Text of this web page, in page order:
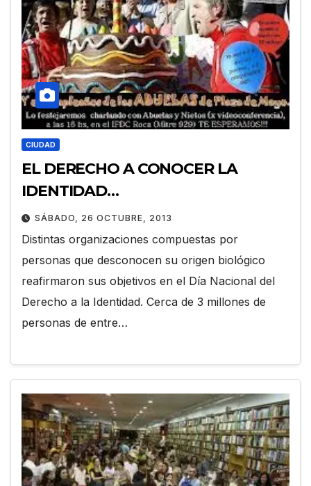
CIUDAD
EL DERECHO A CONOCER LA
IDENTIDAD…
SÁBADO, 26 OCTUBRE, 2013
Distintas organizaciones compuestas por
personas que desconocen su origen biológico
reafirmaron sus objetivos en el Día Nacional del
Derecho a la Identidad. Cerca de 3 millones de
personas de entre…